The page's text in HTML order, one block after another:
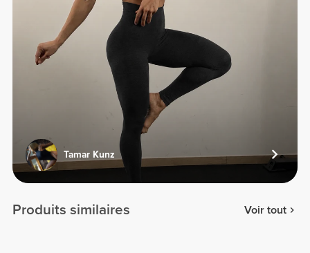
Tamar Kunz
Produits similaires Voir tout